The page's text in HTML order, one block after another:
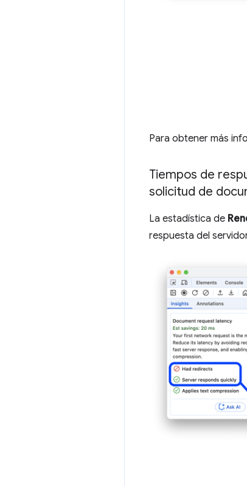
Para obtener más
Tiempos de
solicitud de
La estadística de
respuesta del